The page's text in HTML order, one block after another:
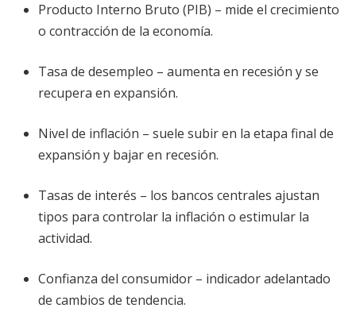
Producto Interno Bruto (PIB) – mide el crecimiento
o contracción de la economía.
Tasa de desempleo – aumenta en recesión y se
recupera en expansión.
Nivel de inflación – suele subir en la etapa final de
expansión y bajar en recesión.
Tasas de interés – los bancos centrales ajustan
tipos para controlar la inflación o estimular la
actividad.
Confianza del consumidor – indicador adelantado
de cambios de tendencia.